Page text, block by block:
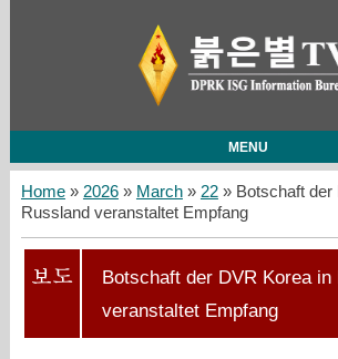
MENU
Home» 2026 » March » 22» Botschaft der
Russland veranstaltet Empfang
Botschaft der DVR Korea in
veranstaltet Empfang